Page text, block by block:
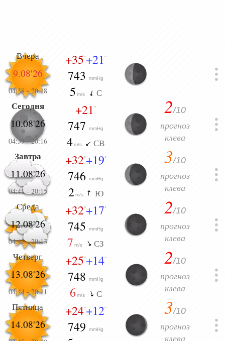
Вчера
9.08'26
04:38-20:18
+35°+21°
743mmHg
5 m/s С
Сегодня
10.08'26
04:39-20:16
+21°
747mmHg
4m/s СВ
2/10
прогноз
клева
Завтра
11.08'26
04:41- 20:15
+32°+19°
746mmHg
2 m/s Ю
3/10
прогноз
клева
Среда
12.08'26
04:42-20:13
+32°+17°
745mmHg
7 m/s СЗ
2/10
прогноз
клева
Четверг
13.08'26
04:44-20:11
+25°+14°
748mmHg
6 m/s С
2/10
прогноз
клева
Пятница
14.08'26
+24°+12°
749mmHg
3/10
прогноз
клева